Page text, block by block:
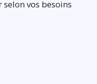
vos besoins